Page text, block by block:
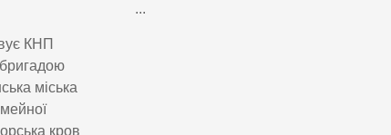
КНП
міська
кров
...